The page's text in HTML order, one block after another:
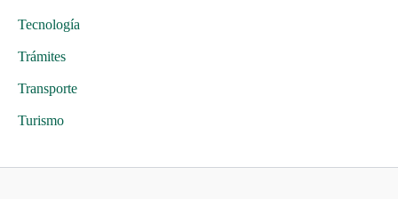
Tecnología
Trámites
Transporte
Turismo